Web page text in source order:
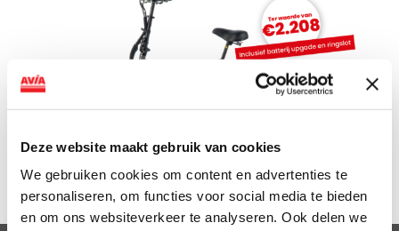
Deze website maakt gebruik van cookies
We gebruiken cookies om content en advertenties te
personaliseren, om functies voor social media te bieden
en om ons websiteverkeer te analyseren. Ook delen we
Doe nu mee opViaavia.nl/lacros